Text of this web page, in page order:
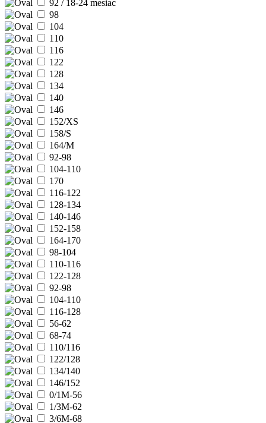
92 / 18-24 mesiac
98
104
110
116
122
128
134
140
146
152/XS
158/S
164/M
92-98
104-110
170
116-122
128-134
140-146
152-158
164-170
98-104
110-116
122-128
92-98
104-110
116-128
56-62
68-74
110/116
122/128
134/140
146/152
0/1M-56
1/3M-62
3/6M-68